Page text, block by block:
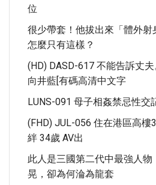
位
很少帶套！他拔出來「體外
怎麼只有這樣？
(HD) DASD-617 不能告訴丈夫
向井藍[有碼高清中文字
LUNS-091 母子相姦禁忌性交
(FHD) JUL-056 住在港區高樓
絆 34歲 AV出
此人是三國第二代中最強人物
晃，卻為何淪為龍套